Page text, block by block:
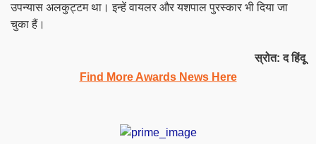
उपन्यास अलकुट्टम था। इन्हें वायलर और यशपाल पुरस्कार भी दिया जा
चुका हैं।
स्रोत: द हिंदू
Find More Awards News Here